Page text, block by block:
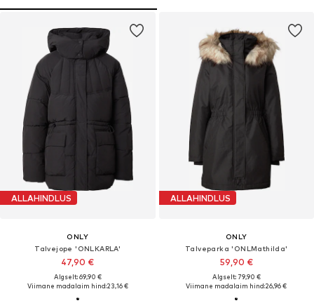
ALLAHINDLUS
ONLY
Talvejope 'ONLKARLA'
47,90 €
Algselt: 69,90 €
Viimane madalaim hind:23,16 €
ALLAHINDLUS
ONLY
Talveparka 'ONLMathilda'
59,90 €
Algselt: 79,90 €
Viimane madalaim hind:26,96 €